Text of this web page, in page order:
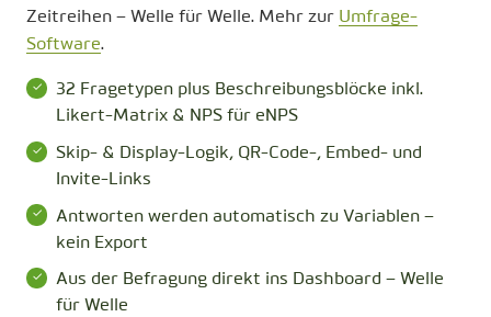
Zeitreihen – Welle für Welle. Mehr zur Umfrage-
Software.
32 Fragetypen plus Beschreibungsblöcke inkl.
Likert-Matrix & NPS für eNPS
Skip- & Display-Logik, QR-Code-, Embed- und
Invite-Links
Antworten werden automatisch zu Variablen –
kein Export
Aus der Befragung direkt ins Dashboard – Welle
für Welle